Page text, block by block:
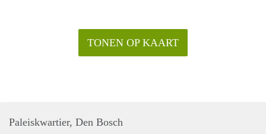
TONEN OP KAART
Paleiskwartier, Den Bosch